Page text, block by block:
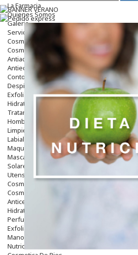
La Farmacia
Quienes Somos
Galeria
Servicios
Cosmética
Cosmética Facial
Antiacné
Antiedad
Contorno De Ojos
Despigmentantes
Exfoliantes
Hidratantes
Tratamientos De Noche
Hombre
Limpieza
Labiales
Maquillajes Y Color
Mascarillas
Solares
Utensilios
Cosmética Capilar
Cosmética Corporal
Anticelulíticos
Hidratantes Corporales
Perfumes Y Colonias
Exfoliantes Corporales
Manos Y Uñas
Nutricosmética